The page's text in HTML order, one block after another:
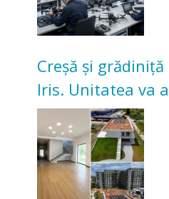
Creșă și
Iris. Unitatea va
pentru copii